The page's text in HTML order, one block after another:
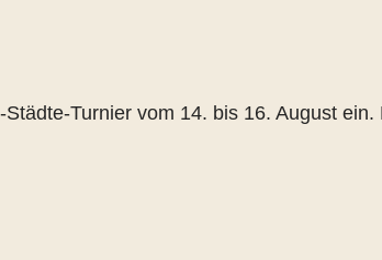
Turnier vom 14. bis 16. August